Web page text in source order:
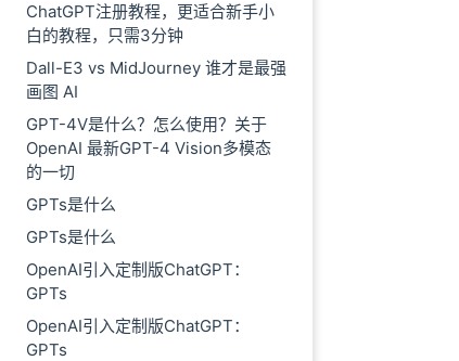
ChatGPT注册教程，更适合新手小
白的教程，只需3分钟
Dall-E3 vs MidJourney 谁才是最强
画图 AI
GPT-4V是什么？怎么使用？关于
OpenAI 最新GPT-4 Vision多模态
的一切
GPTs是什么
GPTs是什么
OpenAI引入定制版ChatGPT：
GPTs
OpenAI引入定制版ChatGPT：
GPTs